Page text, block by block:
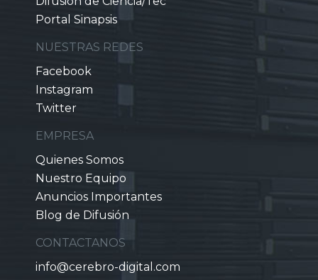
Portal Sinapsis
NUESTRAS REDES
Facebook
Instagram
Twitter
EMPRESA
Quienes Somos
Nuestro Equipo
Anuncios Importantes
Blog de Difusión
CONTACTANOS
info@cerebro-digital.com